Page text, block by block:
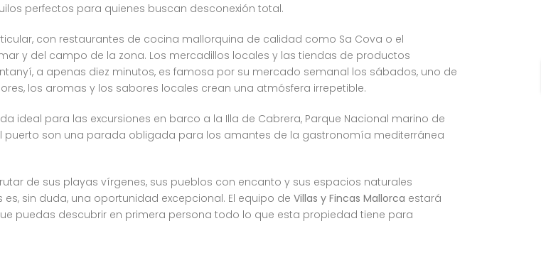
perfectos para quienes buscan desconexión total.
con restaurantes de cocina mallorquina de calidad como Sa Cova o el
y del campo de la zona. Los mercadillos locales y las tiendas de productos
a apenas diez minutos, es famosa por su mercado semanal los sábados, uno de
los aromas y los sabores locales crean una atmósfera irrepetible.
ideal para las excursiones en barco a la Illa de Cabrera, Parque Nacional marino de
puerto son una parada obligada para los amantes de la gastronomía mediterránea
de sus playas vírgenes, sus pueblos con encanto y sus espacios naturales
sin duda, una oportunidad excepcional. El equipo de Villas y Fincas Mallorca estará
puedas descubrir en primera persona todo lo que esta propiedad tiene para